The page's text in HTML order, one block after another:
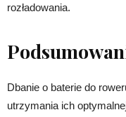
rozładowania.
Dbanie o baterie do
utrzymania ich